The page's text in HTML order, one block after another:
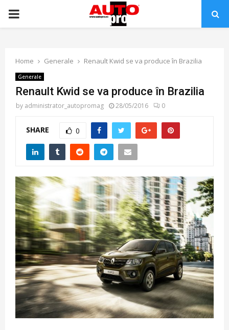
PRIMARY
Home Generale Renault Kwid se va produce în Brazilia
Generale
Renault Kwid se va produce în Brazilia
by administrator_autopromag 28/05/2016 0
SHARE 0